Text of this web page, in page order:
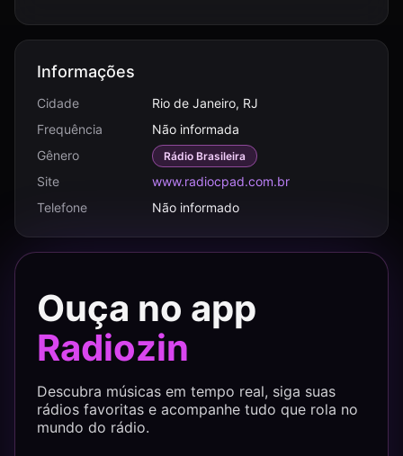
Informações
Cidade
Rio de Janeiro, RJ
Frequência
Não informada
Gênero
Rádio Brasileira
Site
www.radiocpad.com.br
Telefone
Não informado
Ouça no app
Radiozin
Descubra músicas em tempo real, siga suas
rádios favoritas e acompanhe tudo que rola no
mundo do rádio.